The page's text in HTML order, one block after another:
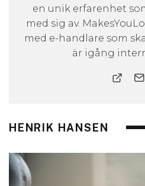
en unik erfarenhet
med sig av.
med e-handlare som
är igång
HENRIK HANSEN